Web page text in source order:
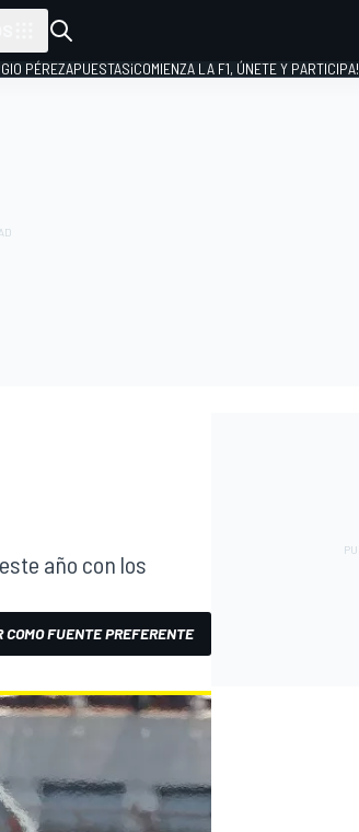
PÉREZAPUESTAS¡COMIENZA LA F1, ÚNETE Y PARTICIPA!
año con los
COMO FUENTE PREFERENTE